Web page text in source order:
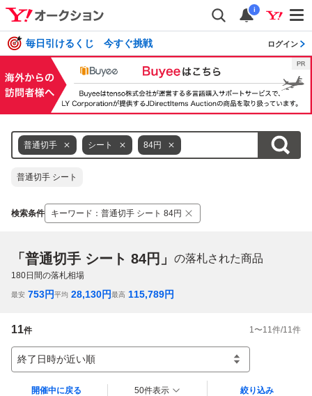
i
毎日引けるくじ 今すぐ挑戦 ログイン
普通切手 シート 84円
普通切手 シート
検索条件 キーワード ： 普通切手 シート 84円
「普通切手 シート 84円」 の落札された商品
180日間の落札相場
最安 753円平均 28,130円最高 115,789円
11件 1 〜11 件/11 件
終了日時が近い順
開催中に戻る 50件表示 絞り込み